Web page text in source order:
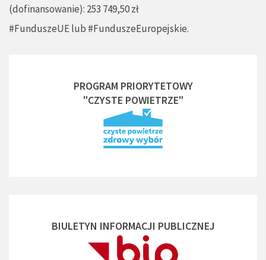
(dofinansowanie): 253 749,50 zł
#FunduszeUE lub #FunduszeEuropejskie.
PROGRAM PRIORYTETOWY
"CZYSTE POWIETRZE"
BIULETYN INFORMACJI PUBLICZNEJ